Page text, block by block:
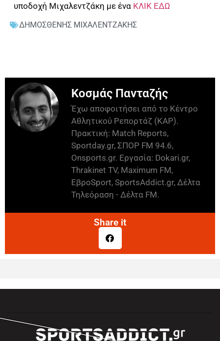
υποδοχή Μιχαλεντζάκη με ένα ΚΛΙΚ ΕΔΩ
ΔΗΜΟΣΘΕΝΗΣ ΜΙΧΑΛΕΝΤΖΑΚΗΣ
Κοσμάς Πανταζής
Έχω αποφοιτήσει από το Κέντρο
Αθλητικού Ρεπορτάζ (ΚΑΡ).
Πρακτική: Match Reports,
Sportday.gr, ΣΠΟΡ FM 94.6,
Onsports.gr. Εργασία: Dokari.gr,
Thrakinet TV, Maximum FM,
ΕβροSport, SportsAddict.gr, Δέλτα
Τηλεόραση - Δέλτα FM.
Share it